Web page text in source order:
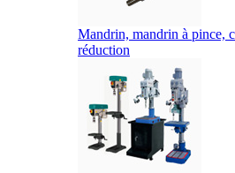
Mandrin, mandrin à pince,
réduction